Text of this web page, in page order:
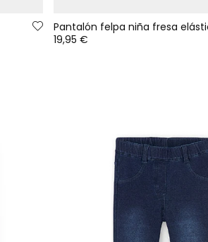
Pantalón felpa niña fresa
19,95 €